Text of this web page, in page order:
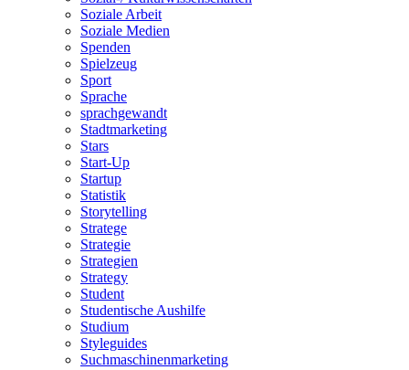
Soziale Arbeit
Soziale Medien
Spenden
Spielzeug
Sport
Sprache
sprachgewandt
Stadtmarketing
Stars
Start-Up
Startup
Statistik
Storytelling
Stratege
Strategie
Strategien
Strategy
Student
Studentische Aushilfe
Studium
Styleguides
Suchmaschinenmarketing